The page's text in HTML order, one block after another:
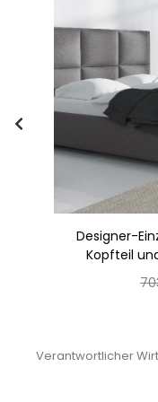
Designer-
Kopfteil
Verantwortlicher